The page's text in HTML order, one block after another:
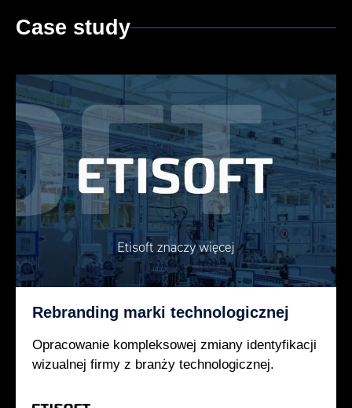
Case study
Rebranding marki technologicznej
Opracowanie kompleksowej zmiany identyfikacji
wizualnej firmy z branży technologicznej.